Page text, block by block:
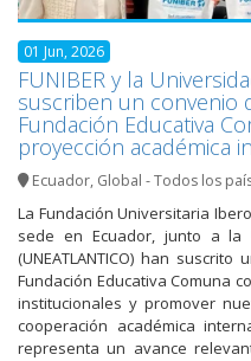
01 Jun, 2026
FUNIBER y la
suscriben un convenio
Fundación Educativa
proyección académica
Ecuador, Global - Todos los
La Fundación Universitaria
sede en Ecuador, junto a la
(UNEATLANTICO) han
Fundación Educativa Comuna
institucionales y promover
cooperación académica
representa un avance